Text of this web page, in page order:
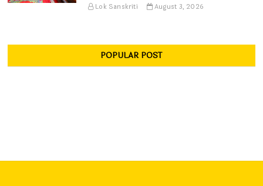
Lok Sanskriti August 3, 2026
POPULAR POST